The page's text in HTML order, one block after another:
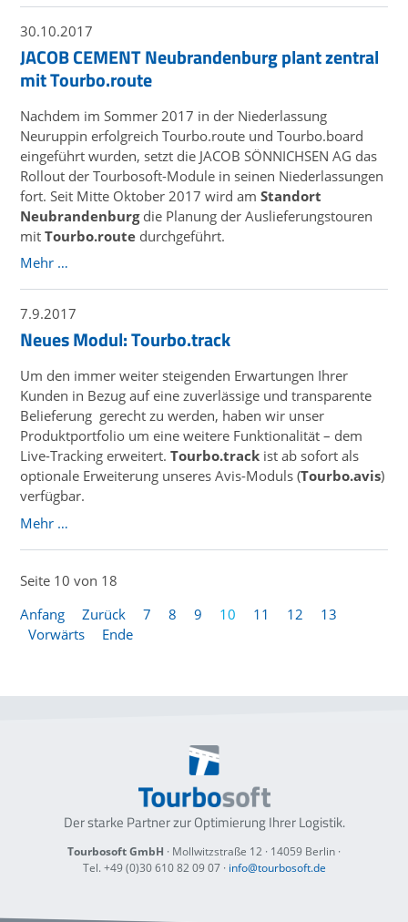
30.10.2017
JACOB CEMENT Neubrandenburg plant zentral
mit Tourbo.route
Nachdem im Sommer 2017 in der Niederlassung
Neuruppin erfolgreich Tourbo.route und Tourbo.board
eingeführt wurden, setzt die JACOB SÖNNICHSEN AG das
Rollout der Tourbosoft-Module in seinen Niederlassungen
fort. Seit Mitte Oktober 2017 wird amStandort
Neubrandenburgdie Planung der Auslieferungstouren
mitTourbo.route durchgeführt.
Mehr …
7.9.2017
Neues Modul: Tourbo.track
Um den immer weiter steigenden Erwartungen Ihrer
Kunden in Bezug auf eine zuverlässige und transparente
Belieferung gerecht zu werden, haben wir unser
Produktportfolio um eine weitere Funktionalität – dem
Live-Tracking erweitert.Tourbo.track ist ab sofort als
optionale Erweiterung unseres Avis-Moduls (Tourbo.avis)
verfügbar.
Mehr …
Seite 10 von 18
Anfang
Zurück 7 8 9 10 11 12
13
Vorwärts
Ende
Der starke Partner zur OptimierungIhrer Logistik.
Tourbosoft GmbH · Mollwitzstraße 12 · 14059 Berlin ·
Tel. +49 (0)30 610 82 09 07· info@tourbosoft.de